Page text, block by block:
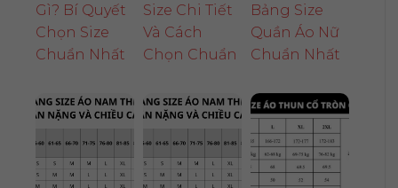
Gì? Bí Quyết
Chọn Size
Chuẩn Nhất
Size Chi Tiết
Và Cách
Chọn Chuẩn
Bảng Size
Quần Áo Nữ
Chuẩn Nhất